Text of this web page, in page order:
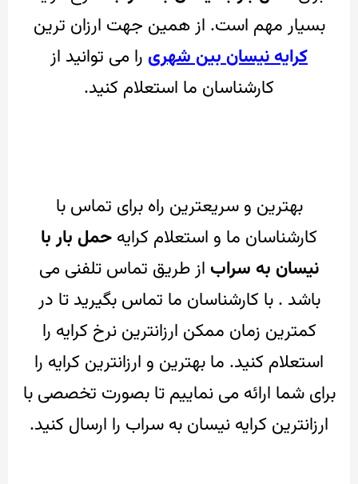
بسیار مهم است. از همین جهت ارزان ترین
کرایه نیسان بین شهری را می توانید از
کارشناسان ما استعلام کنید.
بهترین و سریعترین راه برای تماس با
کارشناسان ما و استعلام کرایه حمل بار با
نیسان به سراب از طریق تماس تلفنی می
باشد . با کارشناسان ما تماس بگیرید تا در
کمترین زمان ممکن ارزانترین نرخ کرایه را
استعلام کنید. ما بهترین و ارزانترین کرایه را
برای شما ارائه می نماییم تا بصورت تخصصی با
ارزانترین کرایه نیسان به سراب را ارسال کنید.